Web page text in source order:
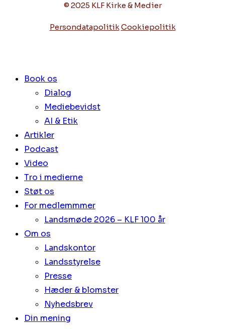
© 2025 KLF Kirke & Medier
PersondatapolitikCookiepolitik
Book os
Dialog
Mediebevidst
AI & Etik
Artikler
Podcast
Video
Tro i medierne
Støt os
For medlemmmer
Landsmøde 2026 – KLF 100 år
Om os
Landskontor
Landsstyrelse
Presse
Hæder & blomster
Nyhedsbrev
Din mening